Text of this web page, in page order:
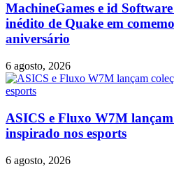
MachineGames e id
inédito de Quake em
aniversário
6 agosto, 2026
ASICS e Fluxo W7M lançam
inspirado nos esports
6 agosto, 2026